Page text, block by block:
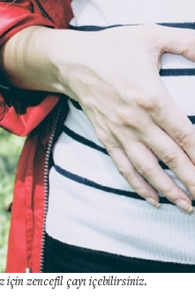
için zencefil çayı içebilirsiniz.